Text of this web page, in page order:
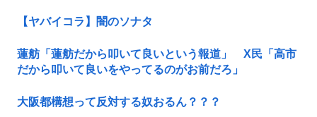
【ヤバイコラ】闇のソナタ
蓮舫「蓮舫だから叩いて良いという報道」 X民「高市
だから叩いて良いをやってるのがお前だろ」
大阪都構想って反対する奴おるん？？？